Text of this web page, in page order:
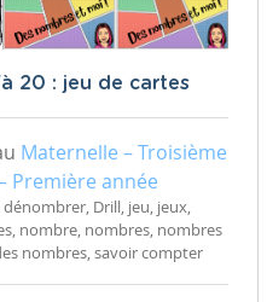
20 : jeu de cartes
Maternelle – Troisième
Première année
Drill, jeu, jeux,
nombre, nombres, nombres
nombres, savoir compter